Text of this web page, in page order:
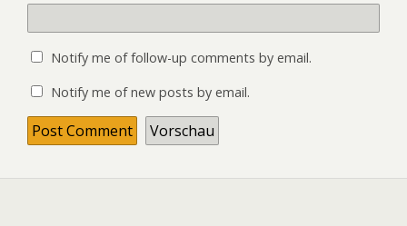
Notify me of follow-up comments by email.
Notify me of new posts by email.